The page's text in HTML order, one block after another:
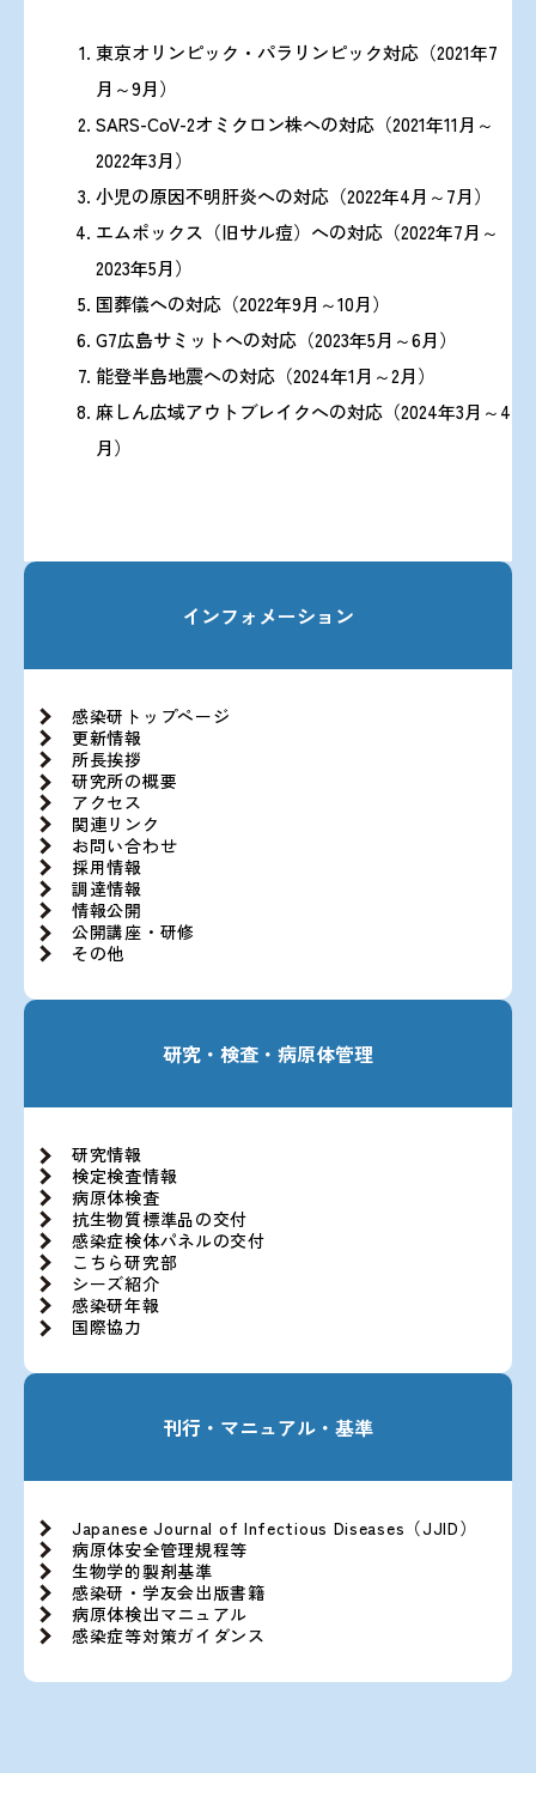
インフォメーション
感染研トップページ
更新情報
所長挨拶
研究所の概要
アクセス
関連リンク
お問い合わせ
採用情報
調達情報
情報公開
公開講座・研修
その他
研究・検査・病原体管理
研究情報
検定検査情報
病原体検査
抗生物質標準品の交付
感染症検体パネルの交付
こちら研究部
シーズ紹介
感染研年報
国際協力
刊行・マニュアル・基準
Japanese Journal of Infectious Diseases（JJID）
病原体安全管理規程等
生物学的製剤基準
感染研・学友会出版書籍
病原体検出マニュアル
感染症等対策ガイダンス
東京オリンピック・パラリンピック対応（2021年7
月～9月）
SARS-CoV-2オミクロン株への対応（2021年11月～
2022年3月）
小児の原因不明肝炎への対応（2022年4月～7月）
エムポックス（旧サル痘）への対応（2022年7月～
2023年5月）
国葬儀への対応（2022年9月～10月）
G7広島サミットへの対応（2023年5月～6月）
能登半島地震への対応（2024年1月～2月）
麻しん広域アウトブレイクへの対応（2024年3月～4
月）